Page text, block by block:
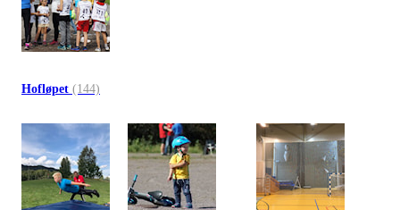
Hofløpet (144)